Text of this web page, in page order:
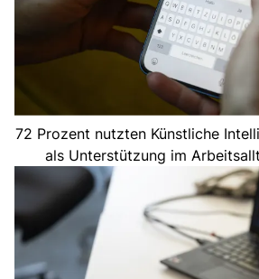
72 Prozent nutzten Künstliche
als Unterstützung im